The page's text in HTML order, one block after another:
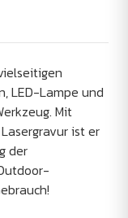
LED-Lampe und
Mit
ist er
der